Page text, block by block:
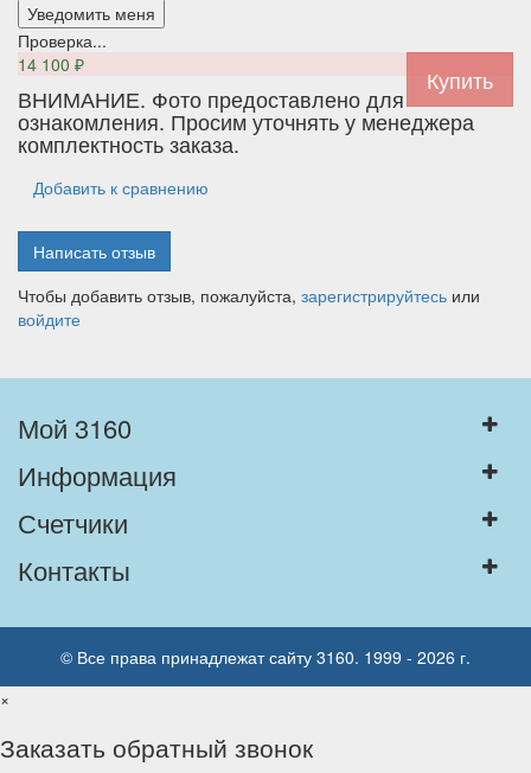
Проверка...
14 100 ₽
ВНИМАНИЕ. Фото предоставлено для
ознакомления. Просим уточнять у менеджера
комплектность заказа.
Добавить к сравнению
Написать отзыв
Чтобы добавить отзыв, пожалуйста, зарегистрируйтесь или
войдите
Мой 3160
Информация
Счетчики
Контакты
© Все права принадлежат сайту 3160. 1999 - 2026 г.
×
Заказать обратный звонок